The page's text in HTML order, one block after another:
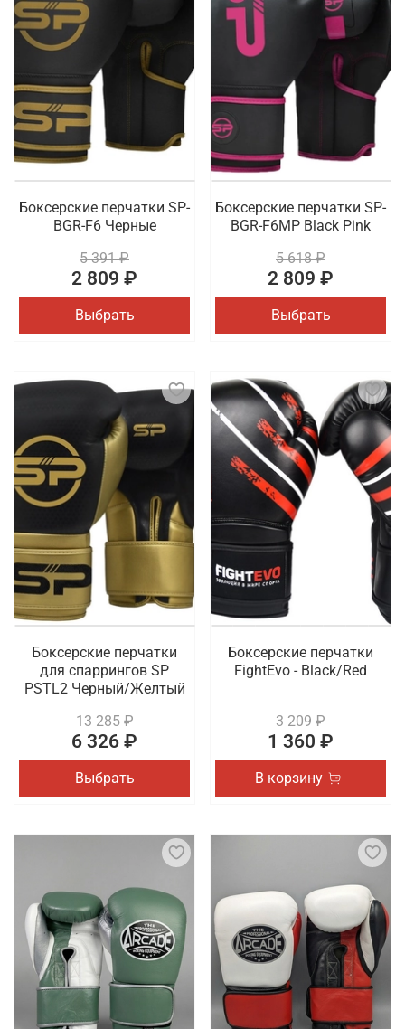
Боксерские перчатки SP-
BGR-F6 Черные
5 391 ₽
2 809 ₽
Выбрать
Боксерские перчатки SP-
BGR-F6MP Black Pink
5 618 ₽
2 809 ₽
Выбрать
Боксерские перчатки
для спаррингов SP
PSTL2 Черный/Желтый
13 285 ₽
6 326 ₽
Выбрать
Боксерские перчатки
FightEvo - Black/Red
3 209 ₽
1 360 ₽
В корзину